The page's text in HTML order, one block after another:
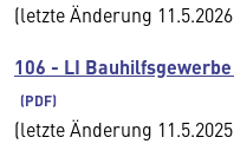
(letzte Änderung
106 - LI
(letzte Änderung